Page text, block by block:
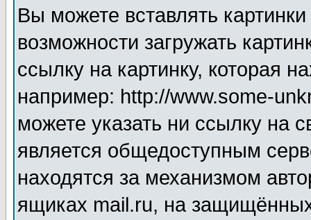
Вы можете вставлять
возможности загружать
ссылку на картинку, которая
например: http://www.some-
можете указать ни ссылку на
является общедоступным
находятся за механизмом
ящиках mail.ru, на